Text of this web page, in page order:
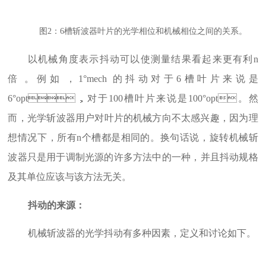
图2：6槽斩波器叶片的光学相位和机械相位之间的关系。
以机械角度表示抖动可以使测量结果看起来更有利n
倍。例如，1°mech 的抖动对于6槽叶片来说是
6°opt，对于100槽叶片来说是100°opt。然
而，光学斩波器用户对叶片的机械方向不太感兴趣，因为理
想情况下，所有n个槽都是相同的。换句话说，旋转机械斩
波器只是用于调制光源的许多方法中的一种，并且抖动规格
及其单位应该与该方法无关。
抖动的来源：
机械斩波器的光学抖动有多种因素，定义和讨论如下。